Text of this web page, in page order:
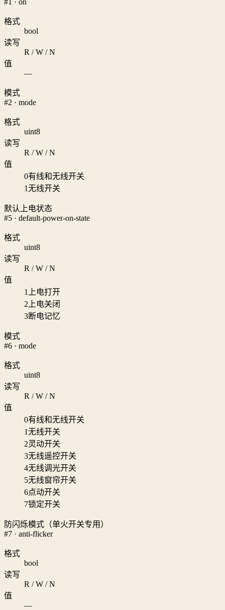
格式
bool
读写
R / W / N
值
—
模式
#2 · mode
格式
uint8
读写
R / W / N
值
0有线和无线开关
1无线开关
默认上电状态
#5 · default-power-on-state
格式
uint8
读写
R / W / N
值
1
上电打开
2 上电关闭
3断电记忆
模式
#6 · mode
格式
uint8
读写
R / W / N
值
0有线和无线开关
1无线开关
2灵动开关
3无线遥控开关
4无线调光开关
5无线窗帘开关
6点动开关
7锁定开关
防闪烁模式（单火开关专用）
#7 · anti-flicker
格式
bool
读写
R / W / N
值
—